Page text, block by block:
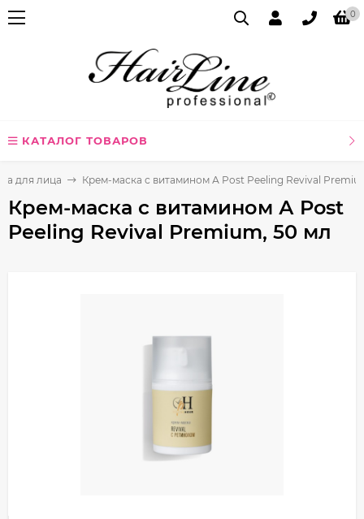
0
КАТАЛОГ ТОВАРОВ
для лица Крем-маска с витамином А Post Peeling Revival
Крем-маска с витамином А Post
Peeling Revival Premium, 50 мл